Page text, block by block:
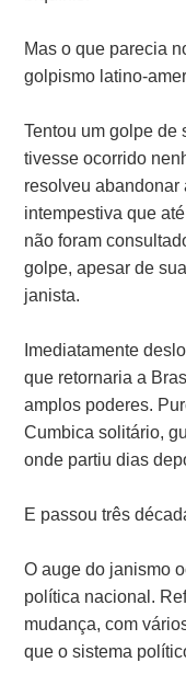
Mas o que parecia
golpismo latino-
Tentou um golpe de
tivesse ocorrido
resolveu abandonar
intempestiva que
não foram
golpe, apesar de
janista.
Imediatamente
que retornaria a
amplos poderes.
Cumbica solitário,
onde partiu dias
E passou três
O auge do janismo
política nacional.
mudança, com
que o sistema